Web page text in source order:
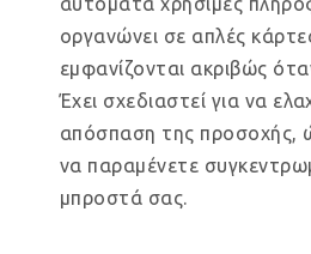
οργανώνει σε απλές
εμφανίζονται ακριβώς
Έχει σχεδιαστεί για να
απόσπαση της προσοχής,
να παραμένετε
μπροστά σας.